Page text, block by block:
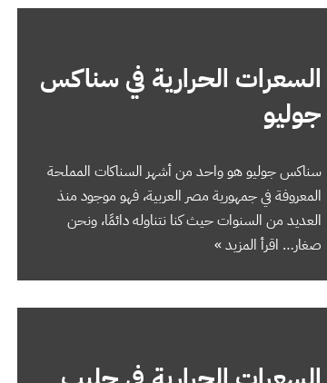
السعرات الحرارية في سناكس
جوليو
سناكس جوليو هو واحد من أشهر السناكات المملحة
المعروفة في جمهورية مصر العربية، فهو موجود منذ
العديد من السنوات حيث كنا نتناوله دائمًا، ونحن
صغار… اقرأ المزيد »